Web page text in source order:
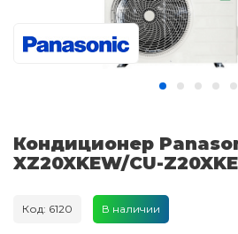
Кондиционер
XZ20XKEW/CU-Z20XKE
Код: 6120 В наличии